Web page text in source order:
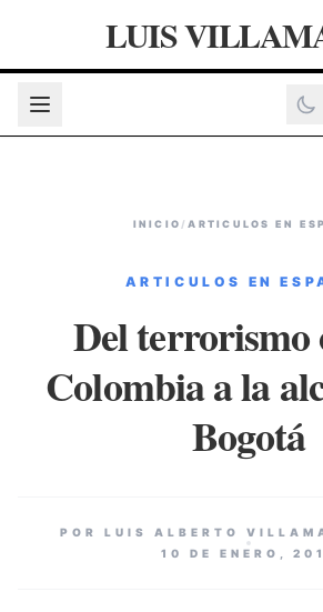
LUIS
INICIO /ARTICULOS EN
ARTICULOS EN
Del terrorismo
Colombia a la
Bogotá
POR LUIS ALBERTO
10 DE ENERO,